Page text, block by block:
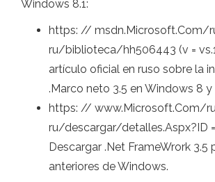
Windows 8.1:
https: // msdn.Microsoft.Com/
ru/biblioteca/hh506443 (v =
artículo oficial en ruso sobre la
.Marco neto 3.5 en Windows 8 y
https: // www.Microsoft.Com/
ru/descargar/detalles.Aspx?ID
Descargar .Net FrameWrork 3.5
anteriores de Windows.